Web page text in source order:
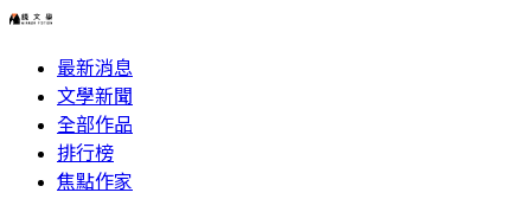
最新消息
文學新聞
全部作品
排行榜
焦點作家